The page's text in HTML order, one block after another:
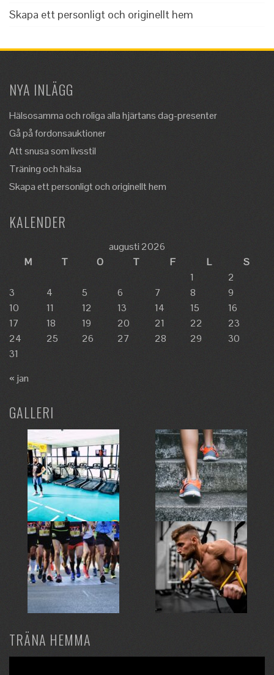
Skapa ett personligt och originellt hem
NYA INLÄGG
Hälsosamma och roliga alla hjärtans dag-presenter
Gå på fordonsauktioner
Att snusa som livsstil
Träning och hälsa
Skapa ett personligt och originellt hem
KALENDER
augusti 2026
M
T O T F L
S
1
2
3
4 5 6 7 8
9
10
11 12 13 14 15
16
17
18 19 20 21 22
23
24
25 26 27 28 29
30
31
« jan
GALLERI
TRÄNA HEMMA